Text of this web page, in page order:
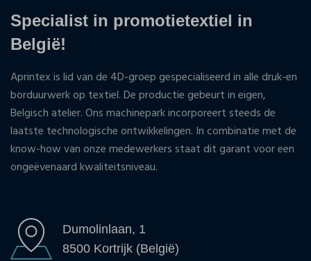
Specialist in promotietextiel in
België!
Aprintex is lid van de 4D-groep gespecialiseerd in alle druk-en
borduurwerk op textiel. De productie gebeurt in eigen,
Belgisch atelier. Ons machinepark incorporeert steeds de
laatste technologische ontwikkelingen. In combinatie met de
know-how van onze medewerkers staat dit garant voor een
ongeëvenaard kwaliteitsniveau.
Dumolinlaan, 1
8500 Kortrijk (België)